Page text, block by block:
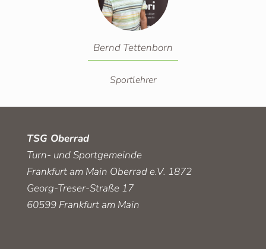
Bernd Tettenborn
Sportlehrer
TSG Oberrad
Turn- und Sportgemeinde
Frankfurt am Main Oberrad e.V. 1872
Georg-Treser-Straße 17
60599 Frankfurt am Main